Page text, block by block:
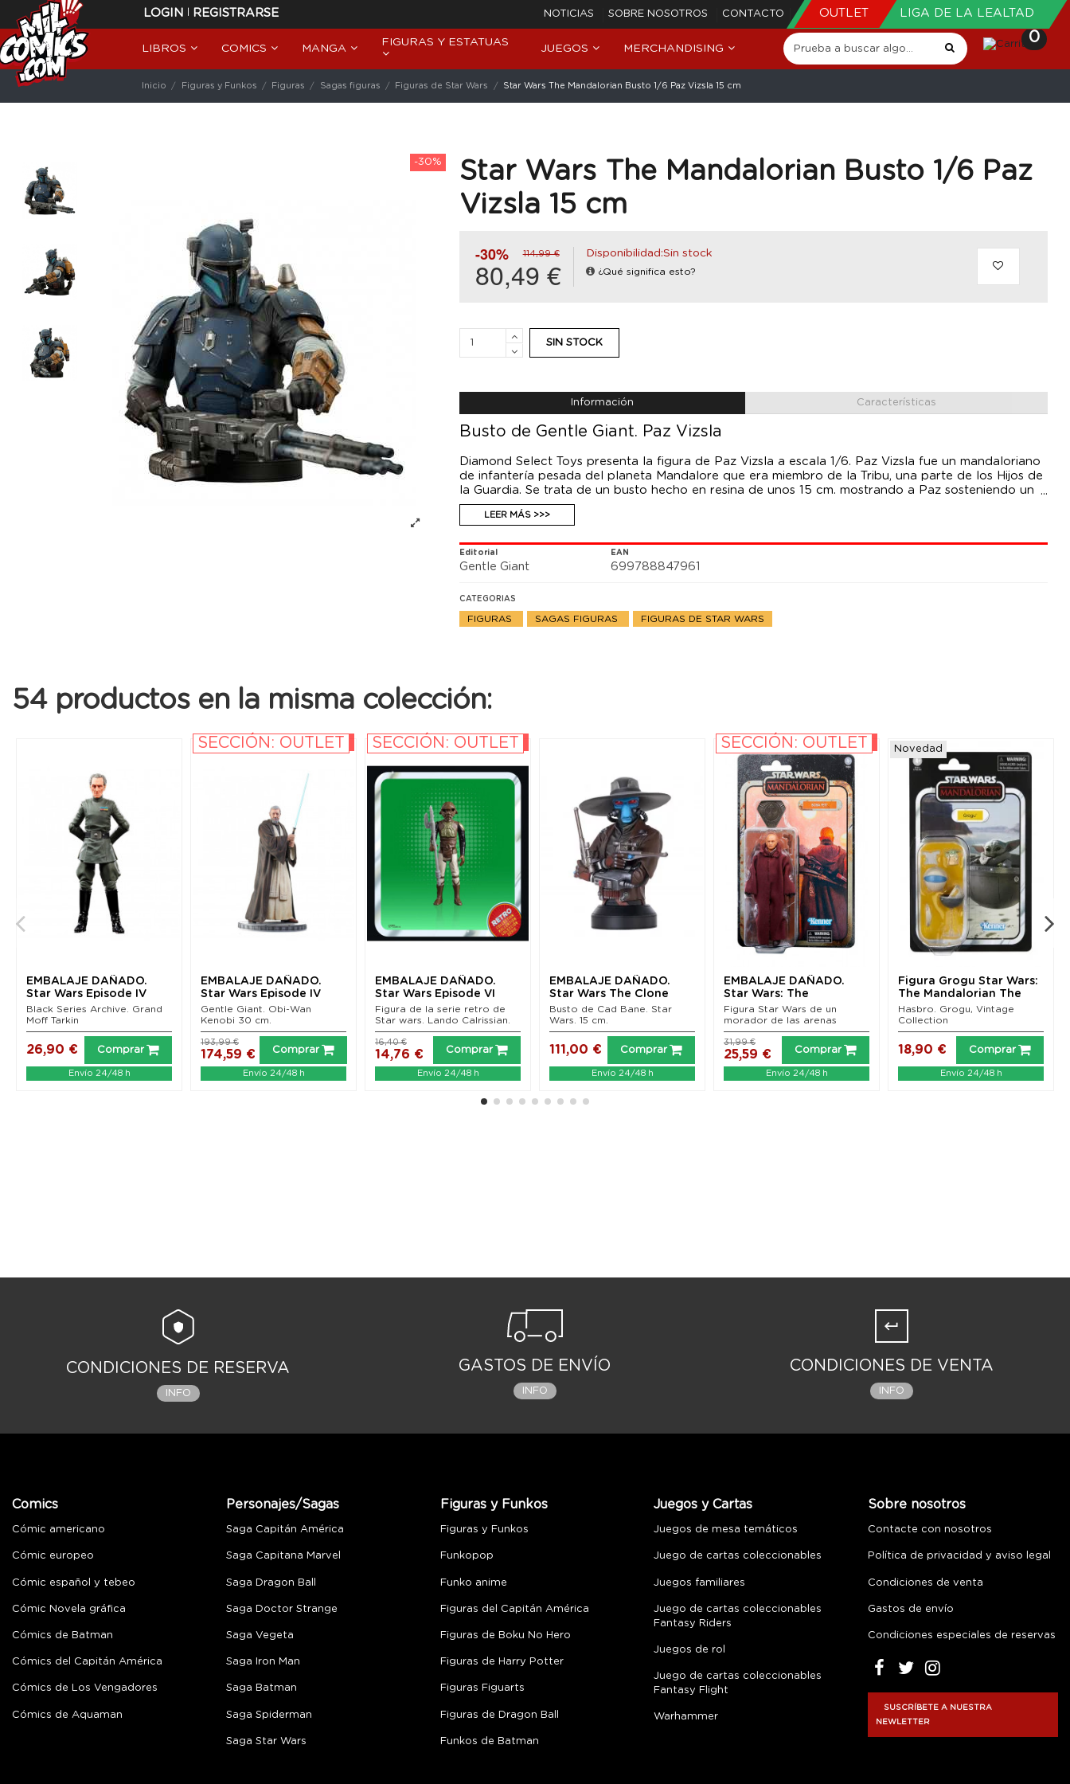
LOGIN | REGISTRARSE NOTICIAS SOBRE NOSOTROS CONTACTO OUTLET LIGA DE LA LEALTAD
LIBROS COMICS MANGA
FIGURAS Y ESTATUAS
JUEGOS MERCHANDISING
0
Inicio Figuras y Funkos Figuras Sagas figuras Figuras de Star Wars Star Wars The Mandalorian Busto 1/6 Paz Vizsla 15 cm
-30%
Star Wars The Mandalorian Busto 1/6 Paz
Vizsla 15 cm
-30% 114,99 €
80,49 €
Disponibilidad:Sin stock
¿Qué significa esto?
SIN STOCK
Información Características
Busto de Gentle Giant. Paz Vizsla
Diamond Select Toys presenta la figura de Paz Vizsla a escala 1/6. Paz Vizsla fue un mandaloriano
de infantería pesada del planeta Mandalore que era miembro de la Tribu, una parte de los Hijos de
la Guardia. Se trata de un busto hecho en resina de unos 15 cm. mostrando a Paz sosteniendo un
blaster pesado. Es una serie limitada de 3000 copias. Se incluye certificado de autentificación
numerado.
LEER MÁS >>>
Editorial
Gentle Giant
EAN
699788847961
CATEGORIAS
FIGURAS SAGAS FIGURAS FIGURAS DE STAR WARS
54 productos en la misma colección:
EMBALAJE DAÑADO.
Star Wars Episode IV
Black Series Archive...
Black Series Archive. Grand
Moff Tarkin
26,90 € Comprar
Envío 24/48 h
-10%
SECCIÓN: OUTLET
EMBALAJE DAÑADO.
Star Wars Episode IV
Milestones Statue 1/6...
Gentle Giant. Obi-Wan
Kenobi 30 cm.
174,59 €
193,99 €
Comprar
Envío 24/48 h
-10%
SECCIÓN: OUTLET
EMBALAJE DAÑADO.
Star Wars Episode VI
Retro Collection
Figura...
Figura de la serie retro de
Star wars. Lando Calrissian.
14,76 €
16,40 €
Comprar
Envío 24/48 h
EMBALAJE DAÑADO.
Star Wars The Clone
Wars Busto 1/6 Cad
Bane...
Busto de Cad Bane. Star
Wars. 15 cm.
111,00 € Comprar
Envío 24/48 h
-20%
SECCIÓN: OUTLET
EMBALAJE DAÑADO.
Star Wars: The
Mandalorian Credit
Collection...
Figura Star Wars de un
morador de las arenas
25,59 €
31,99 €
Comprar
Envío 24/48 h
Novedad
Figura Grogu Star Wars:
The Mandalorian The
Vintage...
Hasbro. Grogu, Vintage
Collection
18,90 € Comprar
Envío 24/48 h
CONDICIONES DE RESERVA
INFO
GASTOS DE ENVÍO
INFO
CONDICIONES DE VENTA
INFO
Comics
Cómic americano
Cómic europeo
Cómic español y tebeo
Cómic Novela gráfica
Cómics de Batman
Cómics del Capitán América
Cómics de Los Vengadores
Cómics de Aquaman
Personajes/Sagas
Saga Capitán América
Saga Capitana Marvel
Saga Dragon Ball
Saga Doctor Strange
Saga Vegeta
Saga Iron Man
Saga Batman
Saga Spiderman
Saga Star Wars
Figuras y Funkos
Figuras y Funkos
Funkopop
Funko anime
Figuras del Capitán América
Figuras de Boku No Hero
Figuras de Harry Potter
Figuras Figuarts
Figuras de Dragon Ball
Funkos de Batman
Juegos y Cartas
Juegos de mesa temáticos
Juego de cartas coleccionables
Juegos familiares
Juego de cartas coleccionables
Fantasy Riders
Juegos de rol
Juego de cartas coleccionables
Fantasy Flight
Warhammer
Sobre nosotros
Contacte con nosotros
Política de privacidad y aviso legal
Condiciones de venta
Gastos de envío
Condiciones especiales de reservas
SUSCRÍBETE A NUESTRA
NEWLETTER